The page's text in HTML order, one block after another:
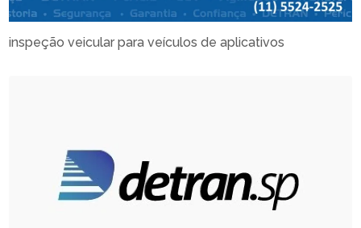
inspeção veicular para veículos de aplicativos